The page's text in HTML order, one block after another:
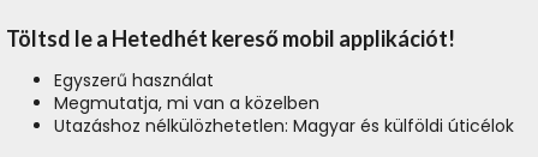
Töltsd le a Hetedhét kereső mobil applikációt!
Egyszerű használat
Megmutatja, mi van a közelben
Utazáshoz nélkülözhetetlen: Magyar és külföldi úticélok